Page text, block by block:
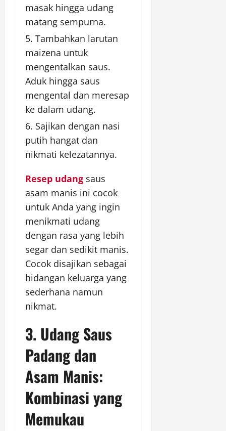
masak hingga udang
matang sempurna.
Tambahkan larutan
maizena untuk
mengentalkan saus.
Aduk hingga saus
mengental dan meresap
ke dalam udang.
Sajikan dengan nasi
putih hangat dan
nikmati kelezatannya.
Resep udang saus
asam manis ini cocok
untuk Anda yang ingin
menikmati udang
dengan rasa yang lebih
segar dan sedikit manis.
Cocok disajikan sebagai
hidangan keluarga yang
sederhana namun
nikmat.
3. Udang Saus
Padang dan
Asam Manis:
Kombinasi yang
Memukau